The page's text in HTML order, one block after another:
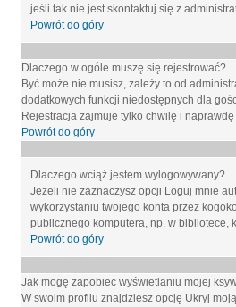
jeśli tak nie jest skontaktuj się z
Powrót do góry
Dlaczego w ogóle muszę się rejestrować?
Być może nie musisz, zależy to od
dodatkowych funkcji niedostępnych dla
Rejestracja zajmuje tylko chwilę i
Powrót do góry
Dlaczego wciąż jestem wylogowywany?
Jeżeli nie zaznaczysz opcji Loguj mnie
wykorzystaniu twojego konta przez
publicznego komputera, np. w bibliotece,
Powrót do góry
Jak mogę zapobiec wyświetlaniu mojej
W swoim profilu znajdziesz opcję Ukryj